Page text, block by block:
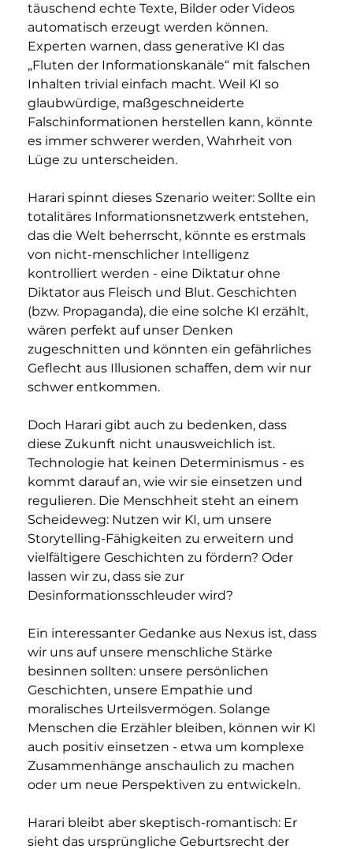
täuschend echte Texte, Bilder oder Videos
automatisch erzeugt werden können.
Experten warnen, dass generative KI das
„Fluten der Informationskanäle“ mit falschen
Inhalten trivial einfach macht. Weil KI so
glaubwürdige, maßgeschneiderte
Falschinformationen herstellen kann, könnte
es immer schwerer werden, Wahrheit von
Lüge zu unterscheiden.
Harari spinnt dieses Szenario weiter: Sollte ein
totalitäres Informationsnetzwerk entstehen,
das die Welt beherrscht, könnte es erstmals
von nicht-menschlicher Intelligenz
kontrolliert werden - eine Diktatur ohne
Diktator aus Fleisch und Blut. Geschichten
(bzw. Propaganda), die eine solche KI erzählt,
wären perfekt auf unser Denken
zugeschnitten und könnten ein gefährliches
Geflecht aus Illusionen schaffen, dem wir nur
schwer entkommen.
Doch Harari gibt auch zu bedenken, dass
diese Zukunft nicht unausweichlich ist.
Technologie hat keinen Determinismus - es
kommt darauf an, wie wir sie einsetzen und
regulieren. Die Menschheit steht an einem
Scheideweg: Nutzen wir KI, um unsere
Storytelling-Fähigkeiten zu erweitern und
vielfältigere Geschichten zu fördern? Oder
lassen wir zu, dass sie zur
Desinformationsschleuder wird?
Ein interessanter Gedanke aus Nexus ist, dass
wir uns auf unsere menschliche Stärke
besinnen sollten: unsere persönlichen
Geschichten, unsere Empathie und
moralisches Urteilsvermögen. Solange
Menschen die Erzähler bleiben, können wir KI
auch positiv einsetzen - etwa um komplexe
Zusammenhänge anschaulich zu machen
oder um neue Perspektiven zu entwickeln.
Harari bleibt aber skeptisch-romantisch: Er
sieht das ursprüngliche Geburtsrecht der